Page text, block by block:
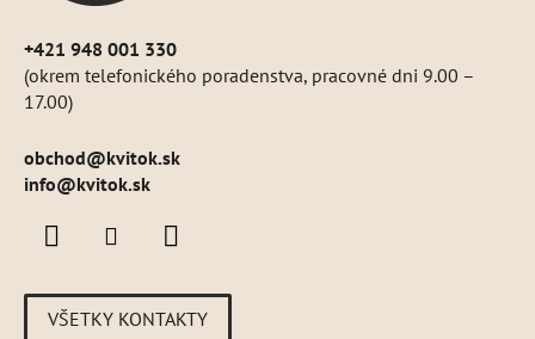
+421 948 001 330
(okrem telefonického poradenstva, pracovné dni 9.00 –
17.00)
obchod@kvitok.sk
info@kvitok.sk
VŠETKY KONTAKTY